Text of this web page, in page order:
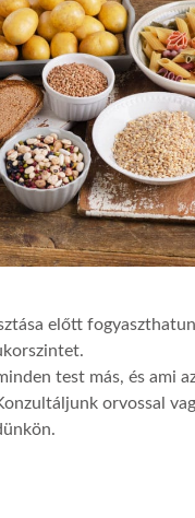
előtt
test más, és ami
orvossal